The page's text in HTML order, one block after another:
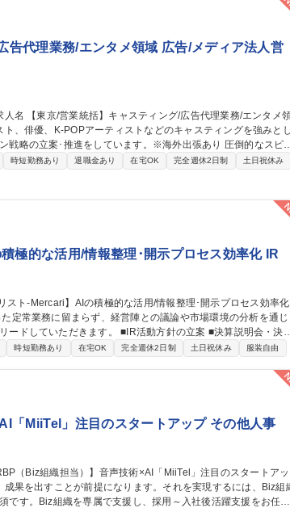
告代理業務/エンタメ領域 広告/メディア法人営
案･推進をしています。※海外出張あり 圧倒的なスピー
に満ちた「コンテンツ」、活きた「キャスティング」を開発し、
企画を実現します。 【詳細】■キャスティング、プロモーショ
レクション ■予算、スケジュール管理 ■クライアント対応 ■プロ
ト 募集職種 【東京/営業統括】キャスティング/広告代理業務/エンタメ領域
時短勤務あり 退職金あり 在宅OK 完全週休2日制
土日祝休み
極的な活用/情報整理･開示プロセス効率化 IR
定常業務に留まらず、経営陣との議論や市場環境の分析を通じ
■IR活動方針の立案 ■決算説明会・決算
トとのコミュニケーション ■その他、IRサイトの設営管理など
率化
時短勤務あり 在宅OK 完全週休2日制 土日祝休み 服装自由
「MiiTel」注目のスタートアップ その他人事
です。Biz組織を専属で支援し、採用～入社後活躍支援をお任せ